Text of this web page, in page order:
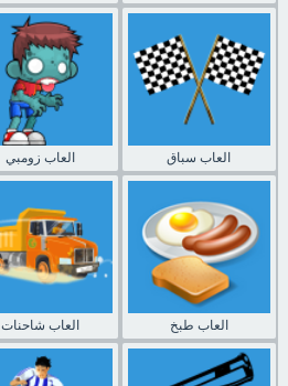
العاب زومبي العاب سباق
العاب شاحنات العاب طبخ